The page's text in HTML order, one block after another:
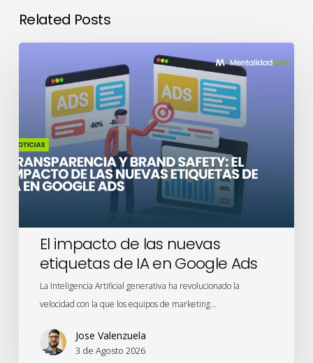
Related Posts
El
nuevas
etiquetas
de
IA
en
Ads
El impacto de las nuevas
etiquetas de IA en Google Ads
La Inteligencia Artificial generativa ha revolucionado la
velocidad con la que los equipos de marketing…
Jose Valenzuela
3 de Agosto 2026